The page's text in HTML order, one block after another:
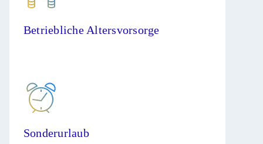
Betriebliche Altersvorsorge
Sonderurlaub